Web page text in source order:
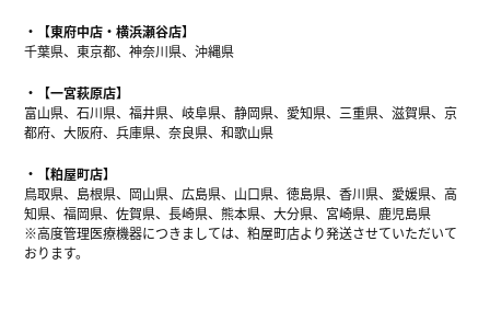
【東府中店・横浜瀬谷店】
千葉県、東京都、神奈川県、沖縄県
【一宮萩原店】
富山県、石川県、福井県、岐阜県、静岡県、愛知県、三重県、滋賀県、京
都府、大阪府、兵庫県、奈良県、和歌山県
【粕屋町店】
鳥取県、島根県、岡山県、広島県、山口県、徳島県、香川県、愛媛県、高
知県、福岡県、佐賀県、長崎県、熊本県、大分県、宮崎県、鹿児島県
※高度管理医療機器につきましては、粕屋町店より発送させていただいて
おります。